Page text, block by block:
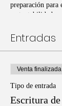
preparación para
sustentabilidad;
desarrollado por
Entradas
Venta finalizada
Tipo de entrada
Escritura